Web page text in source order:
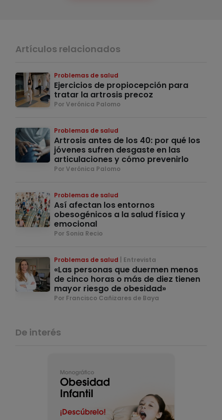
Artículos relacionados
Problemas de salud
Ejercicios de propiocepción para
tratar la artrosis precoz
Por Verónica Palomo
Problemas de salud
Artrosis antes de los 40: por qué los
jóvenes sufren desgaste en las
articulaciones y cómo prevenirlo
Por Verónica Palomo
Problemas de salud
Así afectan los entornos
obesogénicos a la salud física y
emocional
Por Sonia Recio
Problemas de salud Entrevista
«Las personas que duermen menos
de cinco horas o más de diez tienen
mayor riesgo de obesidad»
Por Francisco Cañizares de Baya
De interés